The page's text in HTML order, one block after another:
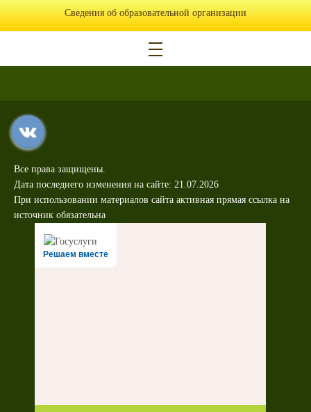
Сведения об образовательной организации
Все права защищены.
Дата последнего изменения на сайте: 21.07.2026
При использовании материалов сайта активная прямая ссылка на
источник обязательна
Решаем вместе